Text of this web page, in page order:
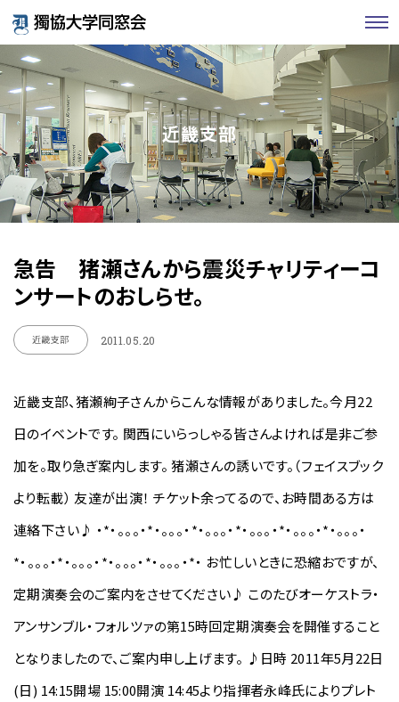
近畿支部
急告 猪瀬さんから震災チャリティーコ
ンサートのおしらせ。
近畿支部 2011.05.20
近畿支部、猪瀬絢子さんからこんな情報がありました。今月22
日のイベントです。 関西にいらっしゃる皆さんよければ是非ご参
加を。取り急ぎ案内します。 猪瀬さんの誘いです。（フェイスブック
より転載） 友達が出演！ チケット余ってるので、お時間ある方は
連絡下さい♪ ・*・。。。・*・。。。・*・。。。・*・。。。・*・。。。・*・。。。・
*・。。。・*・。。。・*・。。。・*・。。。・*・ お忙しいときに恐縮おですが、
定期演奏会のご案内をさせてください♪ このたびオーケストラ・
アンサンブル・フォルツァの第15時回定期演奏会を開催すること
となりましたので、ご案内申し上げます。 ♪日時 2011年5月22日
(日) 14:15開場 15:00開演 14:45より指揮者永峰氏によりプレト